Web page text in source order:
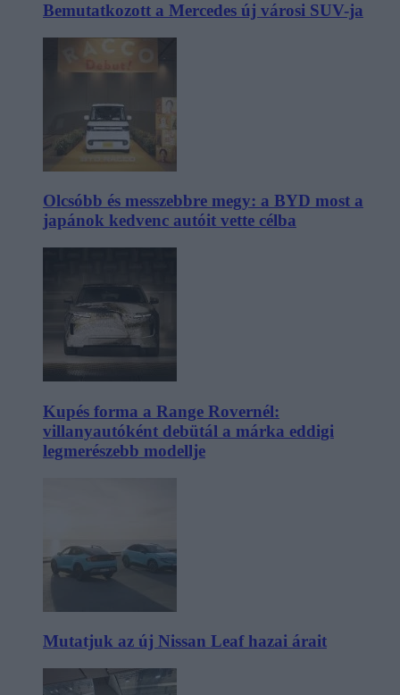
Bemutatkozott a Mercedes új városi SUV-ja
Olcsóbb és messzebbre megy: a BYD most a
japánok kedvenc autóit vette célba
Kupés forma a Range Rovernél:
villanyautóként debütál a márka eddigi
legmerészebb modellje
Mutatjuk az új Nissan Leaf hazai árait